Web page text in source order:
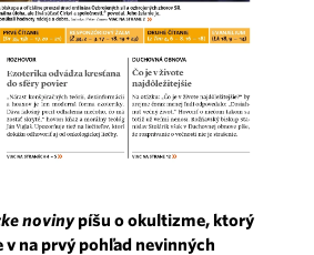
novinypíšu o okultizme, ktorý
v na prvý pohľad nevinných